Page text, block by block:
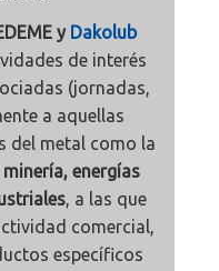
y Dakolub
de interés
(jornadas,
a aquellas
del metal como la
energías
, a las que
comercial,
específicos